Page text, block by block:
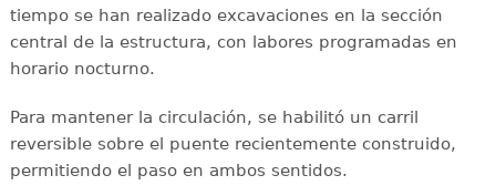
tiempo se han realizado excavaciones en la sección
central de la estructura, con labores programadas en
horario nocturno.
Para mantener la circulación, se habilitó un carril
reversible sobre el puente recientemente construido,
permitiendo el paso en ambos sentidos.